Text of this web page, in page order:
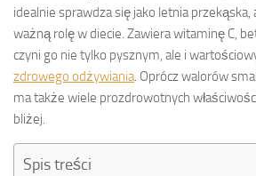
idealnie sprawdza się jako letnia przekąska,
ważną rolę w diecie. Zawiera witaminę C,
czyni go nie tylko pysznym, ale i
zdrowego odżywiania. Oprócz walorów
ma także wiele prozdrowotnych
bliżej.
Spis treści